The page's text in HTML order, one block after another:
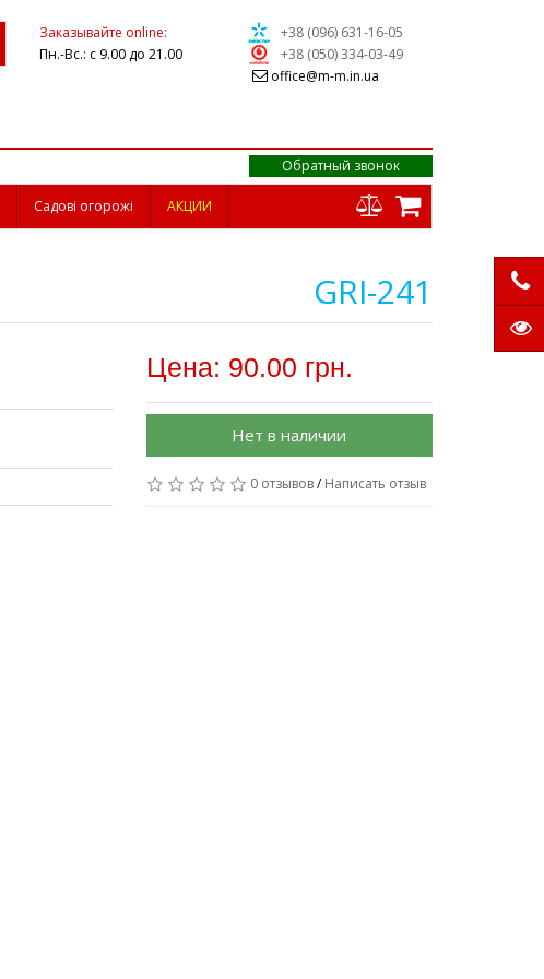
Заказывайте online:
Пн.-Вс.: с 9.00 до 21.00
+38 (096) 631-16-05
+38 (050) 334-03-49
office@m-m.in.ua
Обратный звонок
Садові огорожі АКЦИИ
GRI-241
Цена: 90.00 грн.
Нет в наличии
0 отзывов/Написать отзыв